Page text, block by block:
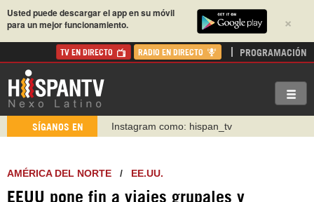
×
Usted puede descargar el app en su móvil
para un mejor funcionamiento.
TV EN DIRECTO RADIO EN DIRECTO PROGRAMACIÓN
SÍGANOS EN Instagram como: hispan_tv
https://www.facebook.com/Nexolatino.Canal
http://twitter.com/nexo_latino
https://t.me/hispantvcanal
AMÉRICA DEL NORTE / EE.UU.
EEUU pone fin a viajes grupales y